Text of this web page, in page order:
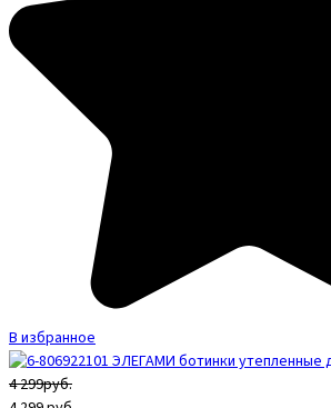
В избранное
4 299руб.